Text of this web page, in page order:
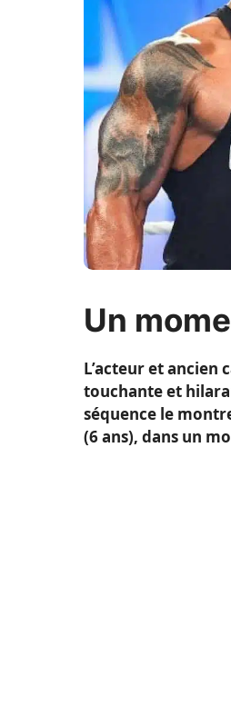
Un
L’acteur et ancien
touchante et
séquence le
(6 ans), dans un